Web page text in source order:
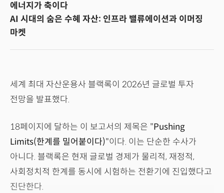
에너지가 축이다
AI 시대의 숨은 수혜 자산: 인프라 밸류에이션과 이머징
마켓
세계 최대 자산운용사 블랙록이 2026년 글로벌 투자
전망을 발표했다.
18페이지에 달하는 이 보고서의 제목은 "Pushing
Limits(한계를 밀어붙이다)"이다. 이는 단순한 수사가
아니다. 블랙록은 현재 글로벌 경제가 물리적, 재정적,
사회정치적 한계를 동시에 시험하는 전환기에 진입했다고
진단한다.